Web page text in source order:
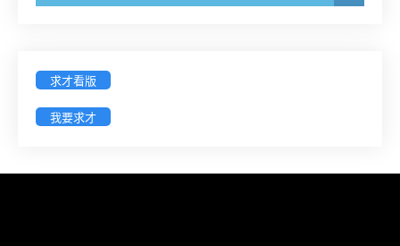
徵詢有意願擔任臺南市115年度國民中小學法治教育
入校扎根計畫講師之會員(8/14前線上表單登記)
（8/17截止報名，額滿提前截止，實體＋線上同
求才看版
我要求才